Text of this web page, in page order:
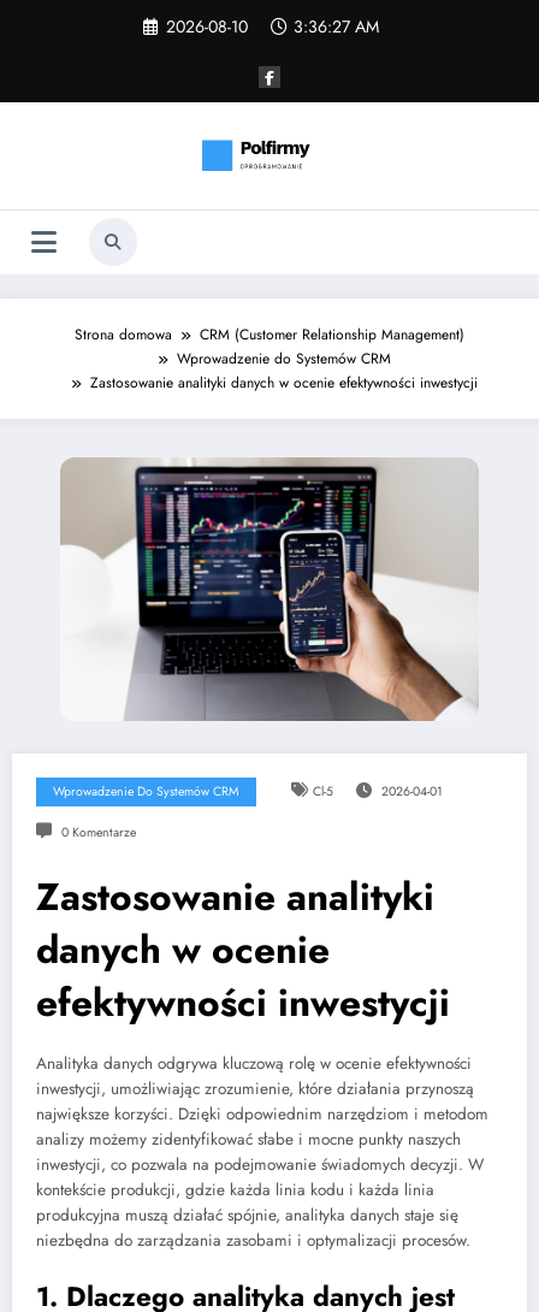
2026-08-10 3:36:28 AM
Strona domowa
CRM (Customer Relationship Management)
Wprowadzenie do Systemów CRM
Zastosowanie analityki danych w ocenie efektywności inwestycji
Wprowadzenie Do Systemów CRM Cl-5 2026-04-01
0 Komentarze
Zastosowanie analityki
danych w ocenie
efektywności inwestycji
Analityka danych odgrywa kluczową rolę w ocenie efektywności
inwestycji, umożliwiając zrozumienie, które działania przynoszą
największe korzyści. Dzięki odpowiednim narzędziom i metodom
analizy możemy zidentyfikować słabe i mocne punkty naszych
inwestycji, co pozwala na podejmowanie świadomych decyzji. W
kontekście produkcji, gdzie każda linia kodu i każda linia
produkcyjna muszą działać spójnie, analityka danych staje się
niezbędna do zarządzania zasobami i optymalizacji procesów.
1. Dlaczego analityka danych jest